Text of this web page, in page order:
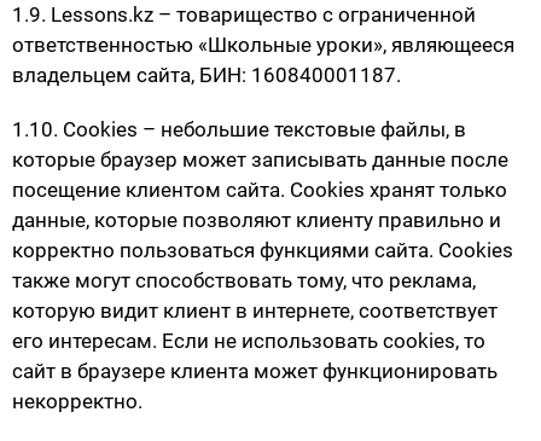
1.9. Lessons.kz – товарищество с ограниченной
ответственностью «Школьные уроки», являющееся
владельцем сайта, БИН: 160840001187.
1.10. Cookies – небольшие текстовые файлы, в
которые браузер может записывать данные после
посещение клиентом сайта. Cookies хранят только
данные, которые позволяют клиенту правильно и
корректно пользоваться функциями сайта. Cookies
также могут способствовать тому, что реклама,
которую видит клиент в интернете, соответствует
его интересам. Если не использовать cookies, то
сайт в браузере клиента может функционировать
некорректно.